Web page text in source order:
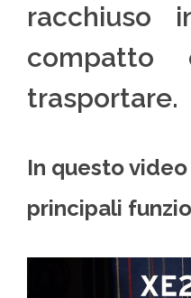
racchiuso
trasportare.
In questo
principali